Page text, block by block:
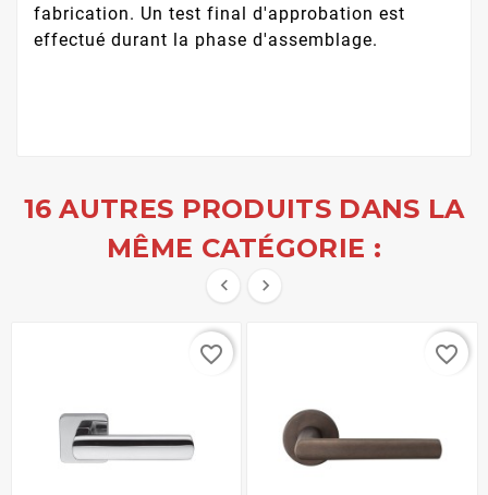
fabrication. Un test final d'approbation est
effectué durant la phase d'assemblage.
16 AUTRES PRODUITS DANS LA
MÊME CATÉGORIE :
 
favorite_border favorite_border